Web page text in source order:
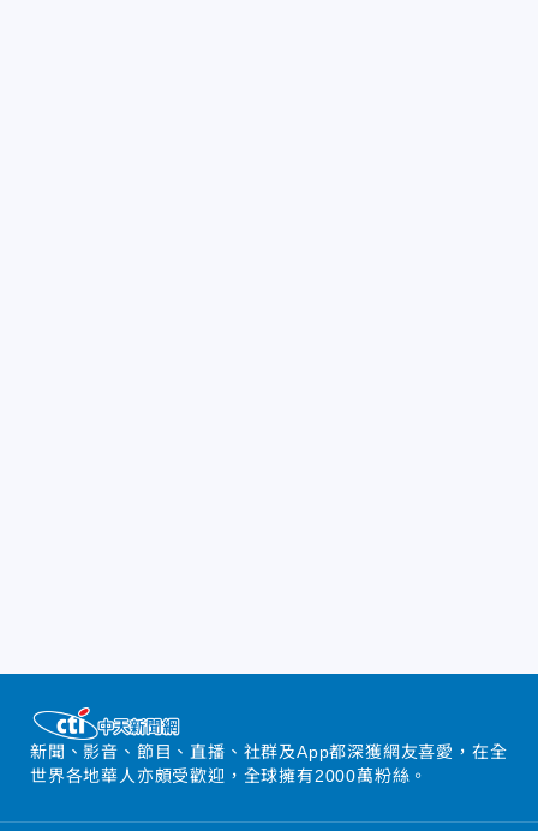
新聞、影音、節目、直播、社群及App都深獲網友喜愛，在全
世界各地華人亦頗受歡迎，全球擁有2000萬粉絲。